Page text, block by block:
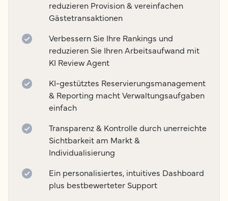
reduzieren Provision & vereinfachen
Gästetransaktionen
Verbessern Sie Ihre Rankings und
reduzieren Sie Ihren Arbeitsaufwand mit
KI Review Agent
KI-gestütztes Reservierungsmanagement
& Reporting macht Verwaltungsaufgaben
einfach
Transparenz & Kontrolle durch unerreichte
Sichtbarkeit am Markt &
Individualisierung
Ein personalisiertes, intuitives Dashboard
plus bestbewerteter Support